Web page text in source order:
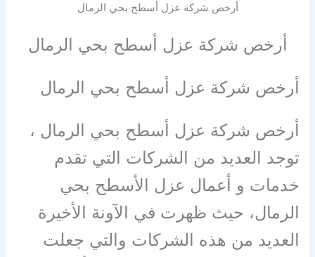
أرخص شركة عزل أسطح بحي الرمال
أرخص شركة عزل أسطح بحي الرمال
أرخص شركة عزل أسطح بحي الرمال
أرخص شركة عزل أسطح بحي الرمال ،
توجد العديد من الشركات التي تقدم
خدمات و أعمال عزل الأسطح بحي
الرمال، حيث ظهرت في الآونة الأخيرة
العديد من هذه الشركات والتي جعلت